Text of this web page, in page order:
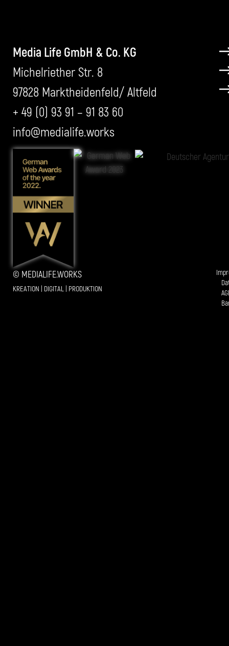
Media Life GmbH & Co. KG
Michelriether Str. 8
97828 Marktheidenfeld/ Altfeld
+ 49 (0) 93 91 – 91 83 60
info@medialife.works
Awards
© MEDIALIFE.WORKS
KREATION | DIGITAL | PRODUKTION